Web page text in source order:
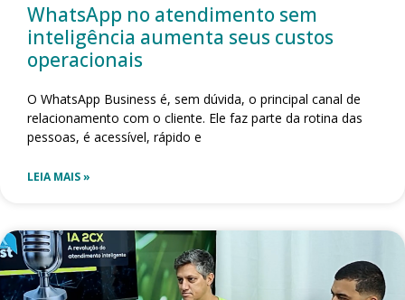
WhatsApp no atendimento sem
inteligência aumenta seus custos
operacionais
O WhatsApp Business é, sem dúvida, o principal canal de
relacionamento com o cliente. Ele faz parte da rotina das
pessoas, é acessível, rápido e
LEIA MAIS »